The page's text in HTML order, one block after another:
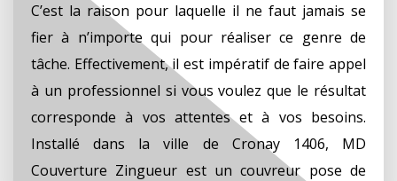
C’est la raison pour laquelle il ne faut jamais se
fier à n’importe qui pour réaliser ce genre de
tâche. Effectivement, il est impératif de faire appel
à un professionnel si vous voulez que le résultat
corresponde à vos attentes et à vos besoins.
Installé dans la ville de Cronay 1406, MD
Couverture Zingueur est un couvreur pose de